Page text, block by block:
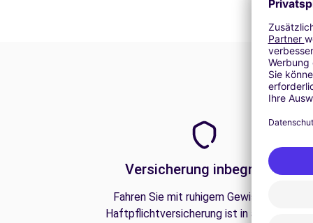
Versicherung inbegriffen
Fahren Sie mit ruhigem Gewissen. Die
Haftpflichtversicherung ist in all unseren